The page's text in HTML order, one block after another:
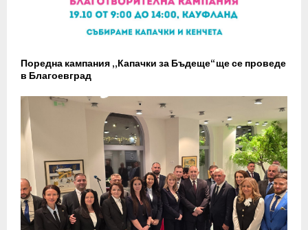
Поредна кампания „Капачки за Бъдеще“ ще се проведе
в Благоевград